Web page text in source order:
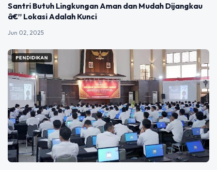
Santri Butuh Lingkungan Aman dan Mudah Dijangkau
â€” Lokasi Adalah Kunci
Jun 02, 2025
PENDIDIKAN